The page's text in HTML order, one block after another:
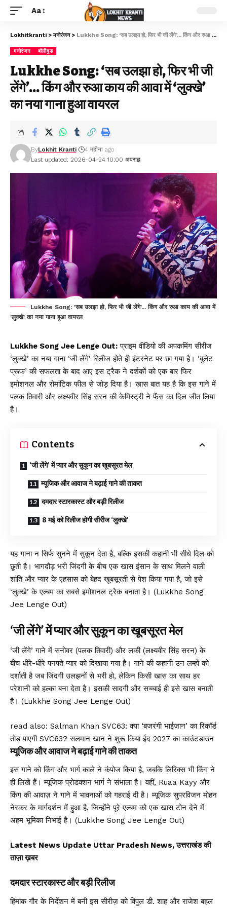
Aa
Lokhitkranti >मनोरंजन> Lukkhe Song: ‘सब उलझा हो, फिर भी जी लेंगे’… किंग और रुआ काय की आवा में ‘लुक्खे’ का नया गाना हुआ वायरल
मनोरंजन बॉलीवुड
Lukkhe Song: ‘सब उलझा हो, फिर भी जी
लेंगे’… किंग और रुआ काय की आवा में ‘लुक्खे’
का नया गाना हुआ वायरल
Last updated: 2026-04-24 10:00 अपराह्न
ByLokhit Kranti 4 महीना ago
Lukkhe Song: 'सब उलझा हो, फिर भी जी लेंगे'... किंग और रुआ काय की आवा में
'लुक्खे' का नया गाना हुआ वायरल
Lukkhe Song Jee Lenge Out: प्राइम वीडियो की अपकमिंग सीरीज
‘लुक्खे’ का नया गाना ‘जी लेंगे’ रिलीज होते ही इंटरनेट पर छा गया है। ‘बुलेट
प्रूफ’ की सफलता के बाद आए इस ट्रैक ने दर्शकों को एक बार फिर
इमोशनल और रोमांटिक फील से जोड़ दिया है। खास बात यह है कि इस गाने में
पलक तिवारी और लक्ष्यवीर सिंह सरन की केमिस्ट्री ने फैंस का दिल जीत लिया
है।
Contents
‘जी लेंगे’ में प्यार और सुकून का खूबसूरत मेल
म्यूजिक और आवाज ने बढ़ाई गाने की ताकत
दमदार स्टारकास्ट और बड़ी रिलीज
8 मई को रिलीज होगी सीरीज ‘लुक्खे’
यह गाना न सिर्फ सुनने में सुकून देता है, बल्कि इसकी कहानी भी सीधे दिल को
छूती है। भागदौड़ भरी जिंदगी के बीच एक खास इंसान के साथ मिलने वाली
शांति और प्यार के एहसास को बेहद खूबसूरती से पेश किया गया है, जो इसे
‘लुक्खे’ के एल्बम का सबसे इमोशनल ट्रैक बनाता है। (Lukkhe Song
Jee Lenge Out)
‘जी लेंगे’ में प्यार और सुकून का खूबसूरत मेल
‘जी लेंगे’ गाने में सनोवर (पलक तिवारी) और लकी (लक्ष्यवीर सिंह सरन) के
बीच धीरे-धीरे पनपते प्यार को दिखाया गया है। गाने की कहानी उन लम्हों को
दर्शाती है जब जिंदगी उलझनों से भरी हो, लेकिन किसी खास का साथ हर
परेशानी को हल्का बना देता है। इसकी सादगी और सच्चाई ही इसे खास बनाती
है। (Lukkhe Song Jee Lenge Out)
read also: Salman Khan SVC63: क्या ‘बजरंगी भाईजान’ का रिकॉर्ड
तोड़ पाएगी SVC63? सलमान खान ने शुरू किया ईद 2027 का काउंटडाउन
म्यूजिक और आवाज ने बढ़ाई गाने की ताकत
इस गाने को किंग और भार्ग काले ने कंपोज किया है, जबकि लिरिक्स भी किंग ने
ही लिखे हैं। म्यूजिक प्रोडक्शन भार्ग ने संभाला है। वहीं, Ruaa Kayy और
किंग की आवाज़ ने गाने में भावनाओं को गहराई दी है। म्यूजिक सुपरविजन मोहन
नेरकर के मार्गदर्शन में हुआ है, जिन्होंने पूरे एल्बम को एक खास टोन देने में
अहम भूमिका निभाई है। (Lukkhe Song Jee Lenge Out)
Latest News Update Uttar Pradesh News, उत्तराखंड की
ताज़ा ख़बर
दमदार स्टारकास्ट और बड़ी रिलीज
हिमांक गौर के निर्देशन में बनी इस सीरीज़ को विपुल डी. शाह और राजेश बहल